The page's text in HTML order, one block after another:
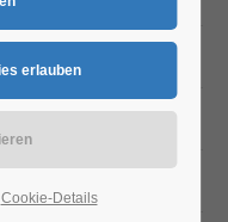
Cookie-Details